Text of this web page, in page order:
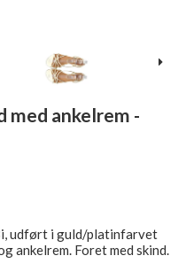
med ankelrem -
udført i guld/platinfarvet
ankelrem. Foret med skind.